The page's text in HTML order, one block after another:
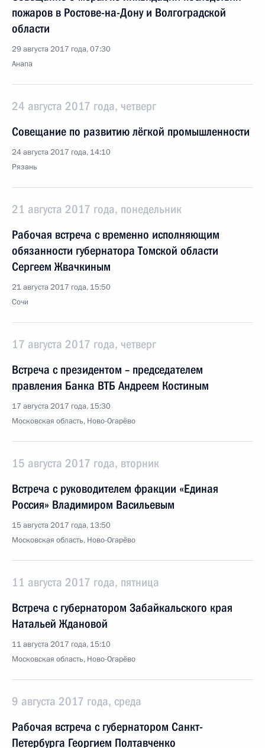
пожаров в Ростове-на-Дону и Волгоградской
области
29 августа 2017 года, 07:30
Анапа
24 августа 2017 года, четверг
Совещание по развитию лёгкой промышленности
24 августа 2017 года, 14:10
Рязань
21 августа 2017 года, понедельник
Рабочая встреча с временно исполняющим
обязанности губернатора Томской области
Сергеем Жвачкиным
21 августа 2017 года, 15:50
Сочи
17 августа 2017 года, четверг
Встреча с президентом – председателем
правления Банка ВТБ Андреем Костиным
17 августа 2017 года, 15:30
Московская область, Ново-Огарёво
15 августа 2017 года, вторник
Встреча с руководителем фракции «Единая
Россия» Владимиром Васильевым
15 августа 2017 года, 13:50
Московская область, Ново-Огарёво
11 августа 2017 года, пятница
Встреча с губернатором Забайкальского края
Натальей Ждановой
11 августа 2017 года, 15:10
Московская область, Ново-Огарёво
9 августа 2017 года, среда
Рабочая встреча с губернатором Санкт-
Петербурга Георгием Полтавченко